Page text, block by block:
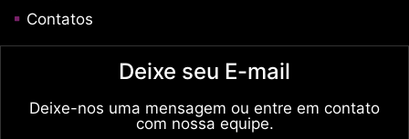
Contatos
Deixe seu E-mail
Deixe-nos uma mensagem ou entre em contato
com nossa equipe.